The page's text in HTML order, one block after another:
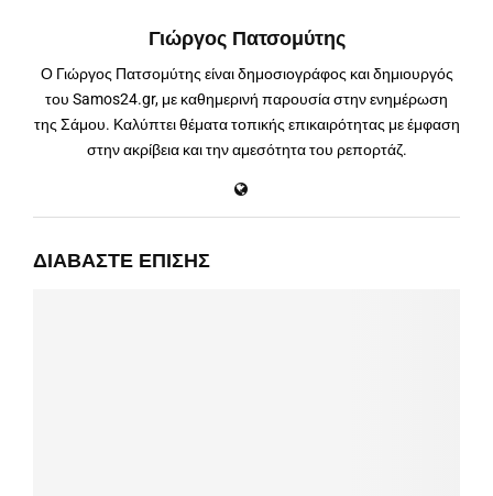
Γιώργος Πατσομύτης
Ο Γιώργος Πατσομύτης είναι δημοσιογράφος και δημιουργός
του Samos24.gr, με καθημερινή παρουσία στην ενημέρωση
της Σάμου. Καλύπτει θέματα τοπικής επικαιρότητας με έμφαση
στην ακρίβεια και την αμεσότητα του ρεπορτάζ.
ΔΙΑΒΆΣΤΕ ΕΠΊΣΗΣ